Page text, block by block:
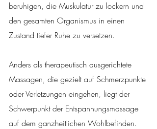
beruhigen, die Muskulatur zu lockern und
den gesamten Organismus in einen
Zustand tiefer Ruhe zu versetzen.
Anders als therapeutisch ausgerichtete
Massagen, die gezielt auf Schmerzpunkte
oder Verletzungen eingehen, liegt der
Schwerpunkt der Entspannungsmassage
auf dem ganzheitlichen Wohlbefinden.